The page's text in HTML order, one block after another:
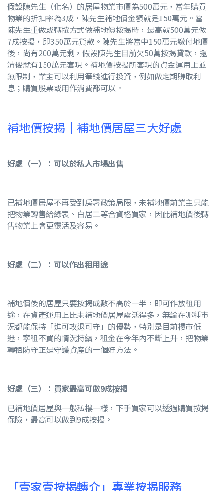
假設陳先生（化名）的居屋物業市價為500萬元，當年購買
物業的折扣率為3成，陳先生補地價金額就是150萬元。當
陳先生重做或轉按方式做補地價按揭時，最高就500萬元做
7成按揭，即350萬元貸款。陳先生將當中150萬元繳付地價
後，尚有200萬元剩，假設陳先生目前欠50萬按揭貸款，還
清後就有150萬元套現。補地價按揭所套現的資金運用上並
無限制，業主可以利用筆錢進行投資，例如做定期賺取利
息；購買股票或用作消費都可以。
補地價按揭｜補地價居屋三大好處
好處（一）：可以於私人市場出售
已補地價居屋不再受到房署政策局限，未補地價前業主只能
把物業轉售給綠表、白居二等合資格買家，因此補地價後轉
售物業上會更靈活及容易。
好處（二）：可以作出租用途
補地價後的居屋只要按揭成數不高於一半，即可作放租用
途，在資產運用上比未補地價居屋靈活得多，無論在哪種市
況都能保持「進可攻退可守」的優勢，特別是目前樓市低
迷，寧租不買的情況持續，租金在今年內不斷上升，把物業
轉租防守正是守護資產的一個好方法。
好處（三）：買家最高可做9成按揭
已補地價居屋與一般私樓一樣，下手買家可以透過購買按揭
保險，最高可以做到9成按揭。
「壹家壹按揭轉介」專業按揭服務